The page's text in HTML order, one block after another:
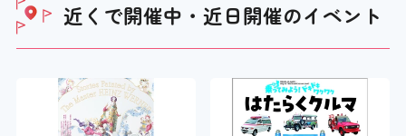
近くで開催中・近日開催のイベント